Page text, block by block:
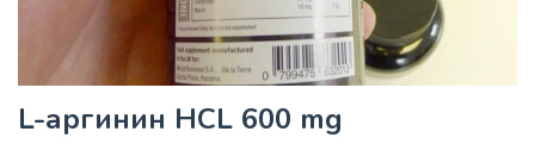
L-аргинин HCL 600 mg